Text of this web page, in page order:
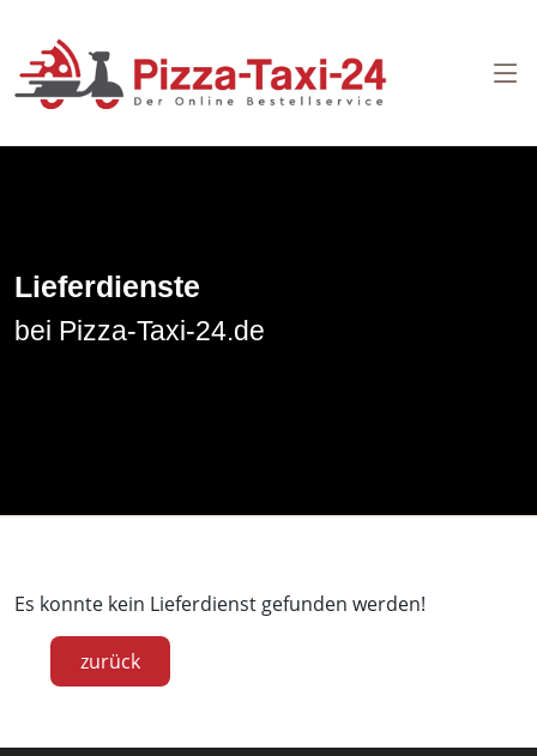
Lieferdienste
bei Pizza-Taxi-24.de
Es konnte kein Lieferdienst gefunden werden!
zurück